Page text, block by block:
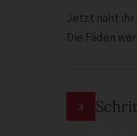
Jetzt näht ihr
Die Fäden
3